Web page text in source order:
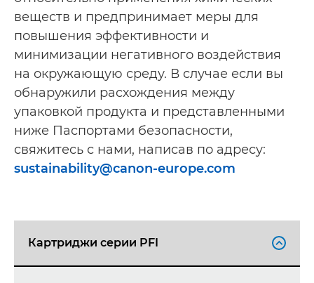
веществ и предпринимает меры для
повышения эффективности и
минимизации негативного воздействия
на окружающую среду. В случае если вы
обнаружили расхождения между
упаковкой продукта и представленными
ниже Паспортами безопасности,
свяжитесь с нами, написав по адресу:
sustainability@canon-europe.com
Картриджи серии PFI 